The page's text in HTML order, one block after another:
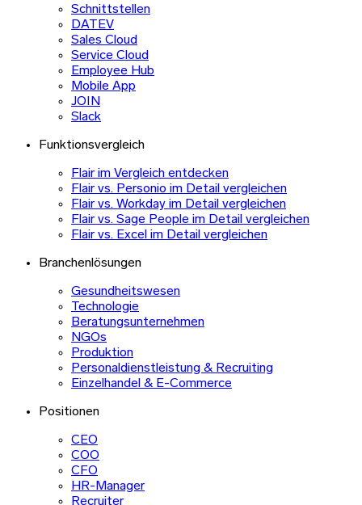
Schnittstellen
DATEV
Sales Cloud
Service Cloud
Employee Hub
Mobile App
JOIN
Slack
Funktionsvergleich
Flair im Vergleich entdecken
Flair vs. Personio im Detail vergleichen
Flair vs. Workday im Detail vergleichen
Flair vs. Sage People im Detail vergleichen
Flair vs. Excel im Detail vergleichen
Branchenlösungen
Gesundheitswesen
Technologie
Beratungsunternehmen
NGOs
Produktion
Personaldienstleistung & Recruiting
Einzelhandel & E-Commerce
Positionen
CEO
COO
CFO
HR-Manager
Recruiter